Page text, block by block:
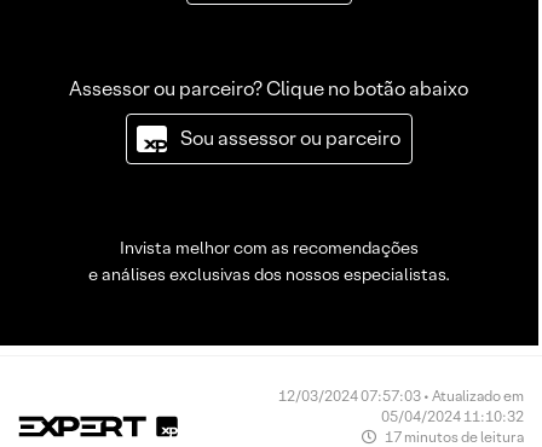
Assessor ou parceiro? Clique no botão abaixo
Sou assessor ou parceiro
Invista melhor com as recomendações
e análises exclusivas dos nossos especialistas.
12/03/2024 07:57:03 • Atualizado em
05/04/2024 11:10:32
17 minutos de leitura